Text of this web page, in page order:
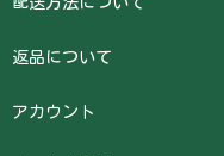
返品について
アカウント